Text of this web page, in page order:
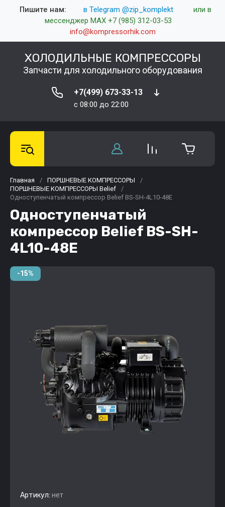
Пишите нам: в Telegram @zip_komplekt
или в
мессенджер MAX +7 (985) 312-03-53
info@kompressorhik.com
ХОЛОДИЛЬНЫЕ КОМПРЕССОРЫ
Запчасти для холодильного оборудования
+7(499) 673-33-13
c 08:00 до 22:00
Главная / ПОРШНЕВЫЕ КОМПРЕССОРЫ
/
ПОРШНЕВЫЕ КОМПРЕССОРЫ Belief
/
Одноступенчатый компрессор Belief BS-SH-4L10-48E
Одноступенчатый
компрессор Belief BS-SH-
4L10-48E
-15%
Артикул: нет